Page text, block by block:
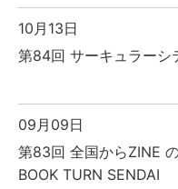
10月13日
第84回 サーキュラーシ
09月09日
第83回 全国からZINE
BOOK TURN SENDAI